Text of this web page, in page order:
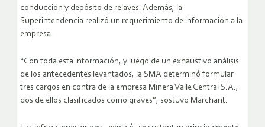
conducción y depósito de relaves. Además, la
Superintendencia realizó un requerimiento de información a la
empresa.
“Con toda esta información, y luego de un exhaustivo análisis
de los antecedentes levantados, la SMA determinó formular
tres cargos en contra de la empresa Minera Valle Central S.A.,
dos de ellos clasificados como graves”, sostuvo Marchant.